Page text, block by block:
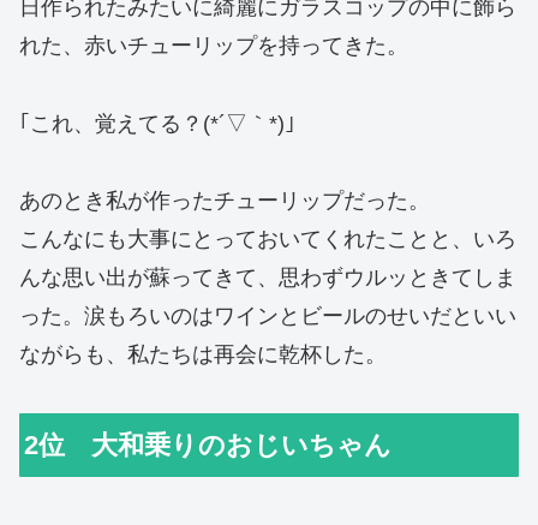
日作られたみたいに綺麗にガラスコップの中に飾ら
れた、赤いチューリップを持ってきた。
｢これ、覚えてる？(*´▽｀*)｣
あのとき私が作ったチューリップだった。
こんなにも大事にとっておいてくれたことと、いろ
んな思い出が蘇ってきて、思わずウルッときてしま
った。涙もろいのはワインとビールのせいだといい
ながらも、私たちは再会に乾杯した。
2位 大和乗りのおじいちゃん